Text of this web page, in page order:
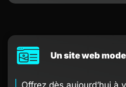
Un site web